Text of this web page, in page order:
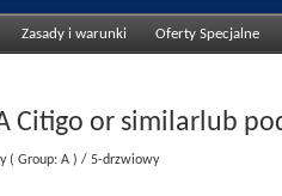
Zasady i warunki Oferty Specjalne
Citigo or similarlub
( Group: A ) / 5-drzwiowy